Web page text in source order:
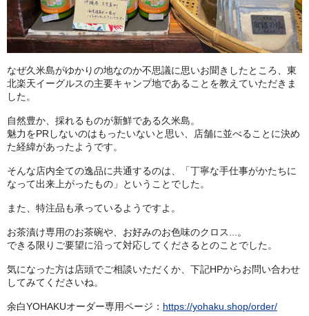
なぜ久米島がゆかりの地なのか不思議に思いお聞きしたところ、東
北楽天イーグルスの主要キャンプ地であることを教えていただきま
した。
自然豊か、採れるものが新鮮である久米島。
魅力をPRしないのはもったいないと思い、店舗に並べることに決め
た経緯があったようです。
そんな店内全ての逸品に共通するのは、「丁寧な手仕事がかたちに
なって出来上がったもの」ということでした。
また、特注品も承っているようですよ。
お茶漬け専用のお茶碗や、お好みのお色味のクロス...。
できる限りご要望に沿って対応してくださるとのことでした。
気になった方は店頭でご相談いただくか、下記HPからお問い合わせ
してみてくださいね。
余白YOHAKUオーダー専用ページ： https://yohaku.shop/order/